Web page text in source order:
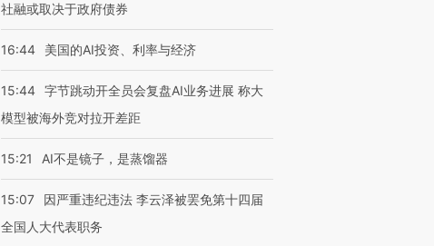
社融或取决于政府债券
16:44 美国的AI投资、利率与经济
15:44 字节跳动开全员会复盘AI业务进展 称大
模型被海外竞对拉开差距
15:21 AI不是镜子，是蒸馏器
15:07
因严重违纪违法 李云泽被罢免第十四届
全国人大代表职务